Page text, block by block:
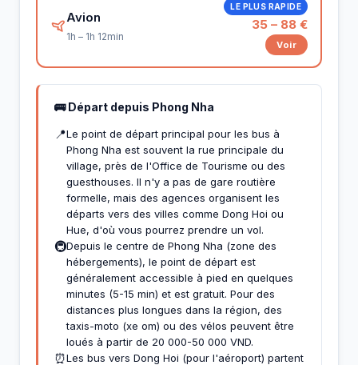
Avion
1h – 1h 12min
LE PLUS RAPIDE
35 – 88 €
Voir
🚌 Départ depuis Phong Nha
📍Le point de départ principal pour les bus à
Phong Nha est souvent la rue principale du
village, près de l'Office de Tourisme ou des
guesthouses. Il n'y a pas de gare routière
formelle, mais des agences organisent les
départs vers des villes comme Dong Hoi ou
Hue, d'où vous pourrez prendre un vol.
🚇Depuis le centre de Phong Nha (zone des
hébergements), le point de départ est
généralement accessible à pied en quelques
minutes (5-15 min) et est gratuit. Pour des
distances plus longues dans la région, des
taxis-moto (xe om) ou des vélos peuvent être
loués à partir de 20 000-50 000 VND.
⏰Les bus vers Dong Hoi (pour l'aéroport) partent